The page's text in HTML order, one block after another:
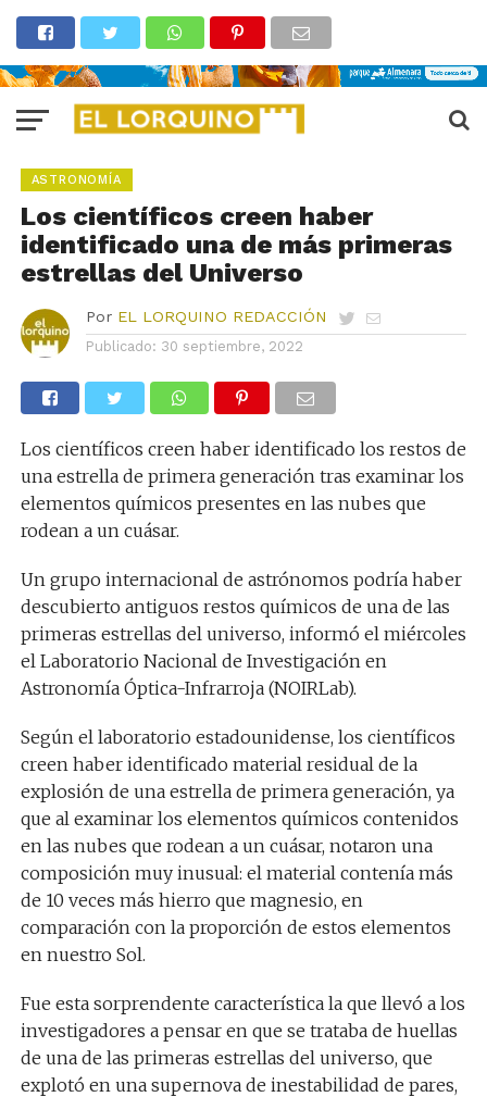
ASTRONOMÍA
Los científicos creen haber
identificado una de más primeras
estrellas del Universo
Por EL LORQUINO REDACCIÓN
Publicado: 30 septiembre, 2022
Los científicos creen haber identificado los restos de
una estrella de primera generación tras examinar los
elementos químicos presentes en las nubes que
rodean a un cuásar.
Un grupo internacional de astrónomos podría haber
descubierto antiguos restos químicos de una de las
primeras estrellas del universo, informó el miércoles
el Laboratorio Nacional de Investigación en
Astronomía Óptica-Infrarroja (NOIRLab).
Según el laboratorio estadounidense, los científicos
creen haber identificado material residual de la
explosión de una estrella de primera generación, ya
que al examinar los elementos químicos contenidos
en las nubes que rodean a un cuásar, notaron una
composición muy inusual: el material contenía más
de 10 veces más hierro que magnesio, en
comparación con la proporción de estos elementos
en nuestro Sol.
Fue esta sorprendente característica la que llevó a los
investigadores a pensar en que se trataba de huellas
de una de las primeras estrellas del universo, que
explotó en una supernova de inestabilidad de pares,